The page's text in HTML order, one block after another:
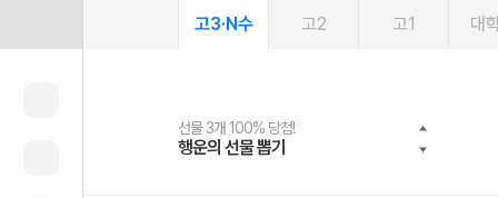
고3·N수 고2 고1 대
선물 3개 100% 당첨!
행운의 선물 뽑기
선물 100% 증정!
메가스터디 X 올리브
여름방학 스터디 캐시백
메가런 썸머스쿨
2027 러셀 단과
강사 공개선발
스마트러닝앱
설문 EVENT
메가패스
3일 무료 체험권
메가패스 수강생 무료혜택!
메가클럽 멤버십
사회공헌 캠페인
희망이룸 메가나눔